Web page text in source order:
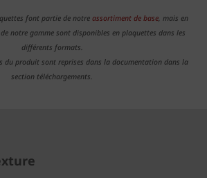
font partie de notre assortiment de base, mais en
notre gamme sont disponibles en plaquettes dans les
différents formats.
du produit sont reprises dans la documentation dans la
section téléchargements.